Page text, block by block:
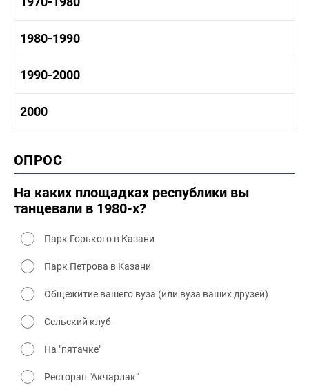
1960-1970 промышленность
1960-1970 культура
1970-1980 история
1970-1980 культура
1970 - 1980 быт
1980-1990
1980 -1990 история
1980-1990 культура
1990-2000
1990-2000 культура
2000
2000 промышленность
2000 культура
ОПРОС
На каких площадках республики вы
танцевали в 1980-х?
Парк Горького в Казани
Парк Петрова в Казани
Общежитие вашего вуза (или вуза ваших друзей)
Сельский клуб
На "пятачке"
Ресторан "Акчарлак"